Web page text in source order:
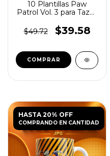
10 Plantillas Paw
Patrol Vol. 3 para Tazas
$49.72
$39.58
HASTA 20% OFF
COMPRANDO EN CANTIDAD